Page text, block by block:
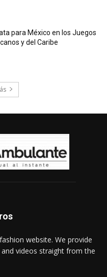
para México en los Juegos
y del Caribe
website. We provide
videos straight from the